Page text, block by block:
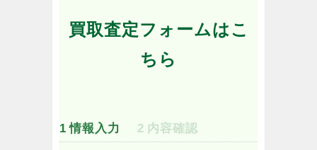
買取査定フォームはこ
ちら
1 情報入力 2 内容確認